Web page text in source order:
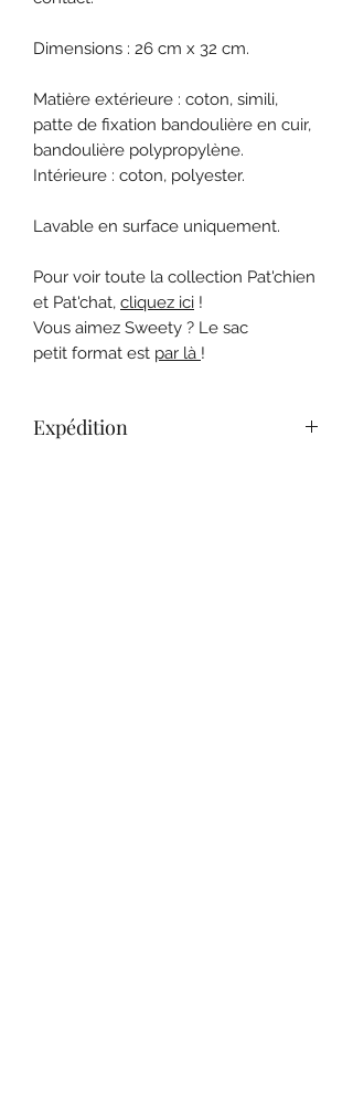
Dimensions : 26 cm x 32 cm.
Matière extérieure : coton, simili,
patte de fixation bandoulière en cuir,
bandoulière polypropylène.
Intérieure : coton, polyester.
Lavable en surface uniquement.
Pour voir toute la collection Pat'chien
et Pat'chat, cliquez ici !
Vous aimez Sweety ? Le sac
petit format est par là !
Expédition